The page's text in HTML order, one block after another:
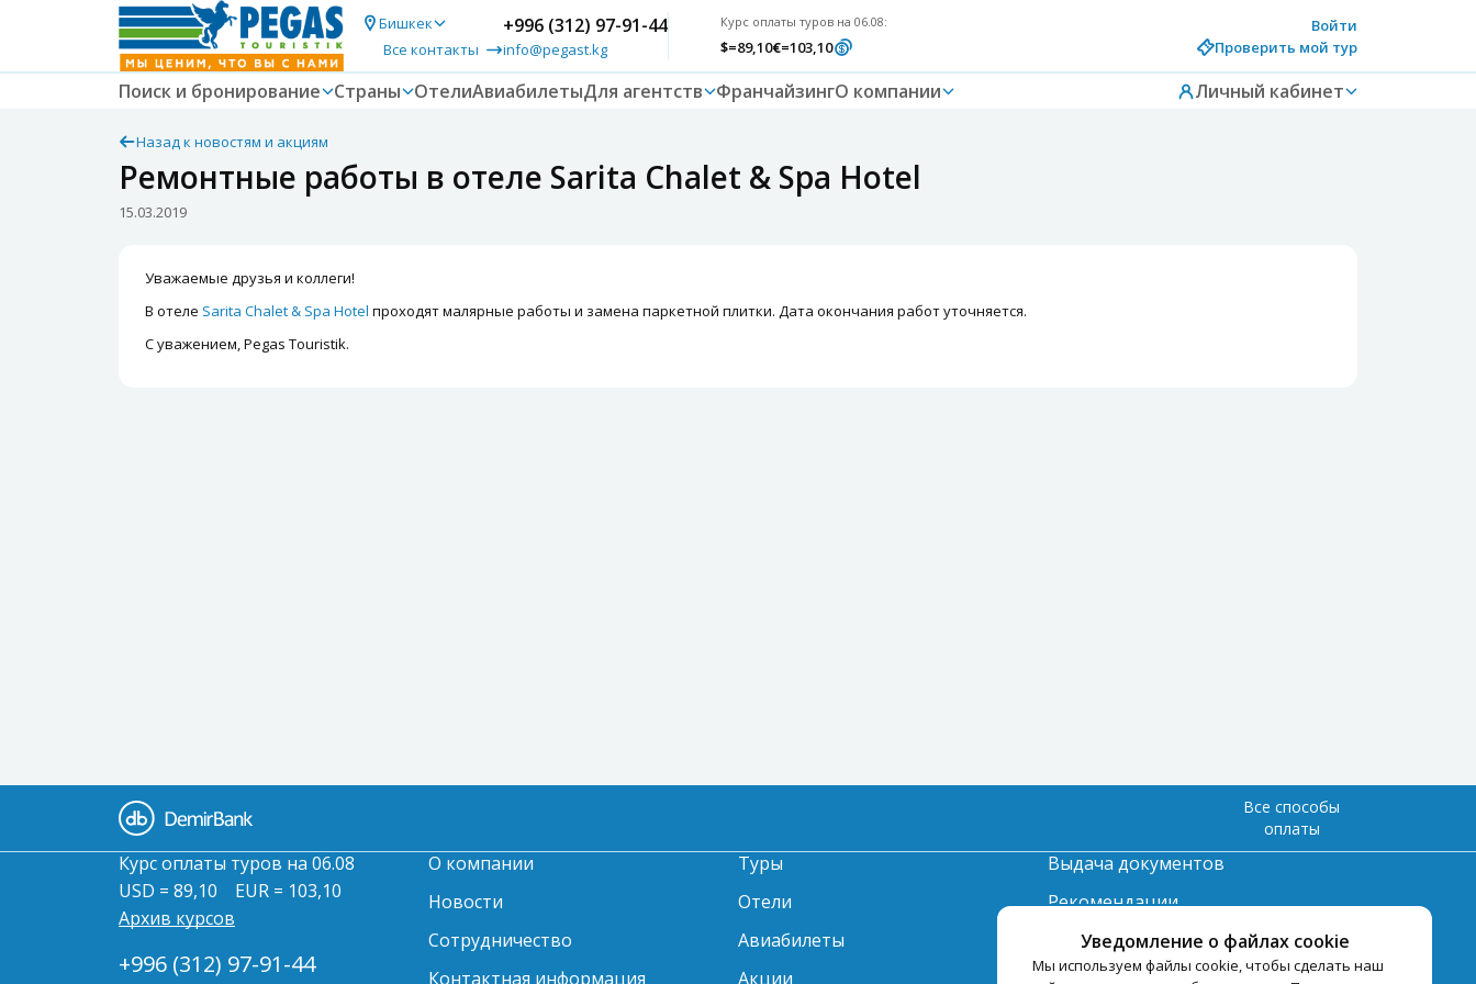
Бишкек
Все контакты
+996 (312) 97-91-44
info@pegast.kg
Курс оплаты туров на 06.08:
$=89,10€=103,10
Войти
Проверить мой тур
Поиск и бронирование Страны ОтелиАвиабилетыДля агентств ФранчайзингО компании Личный кабинет
Назад к новостям и акциям
Ремонтные работы в отеле Sarita Chalet & Spa Hotel
15.03.2019
Уважаемые друзья и коллеги!
В отеле Sarita Chalet & Spa Hotel проходят малярные работы и замена паркетной плитки. Дата окончания работ уточняется.
С уважением, Pegas Touristik.
Уведомление о файлах cookie
Мы используем файлы cookie, чтобы сделать наш
Все способы
оплаты
Курс оплаты туров на 06.08
USD = 89,10
EUR = 103,10
Архив курсов
+996 (312) 97-91-44
О компании
Новости
Сотрудничество
Контактная информация
Туры
Отели
Авиабилеты
Акции
Выдача документов
Рекомендации
Вопрос-ответ
Счет и оплата